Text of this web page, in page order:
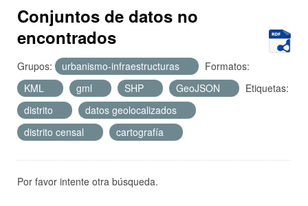
Acerca de
Conjuntos de datos no
encontrados
Grupos: urbanismo-infraestructuras
Formatos:
KML
gml SHP GeoJSON
Etiquetas:
distrito
datos geolocalizados
distrito censal
cartografía
Por favor intente otra búsqueda.